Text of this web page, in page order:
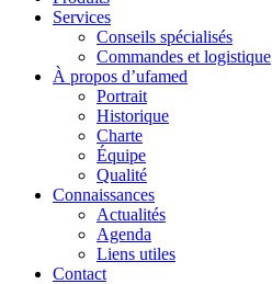
Services
Conseils spécialisés
Commandes et logistique
À propos d’ufamed
Portrait
Historique
Charte
Équipe
Qualité
Connaissances
Actualités
Agenda
Liens utiles
Contact